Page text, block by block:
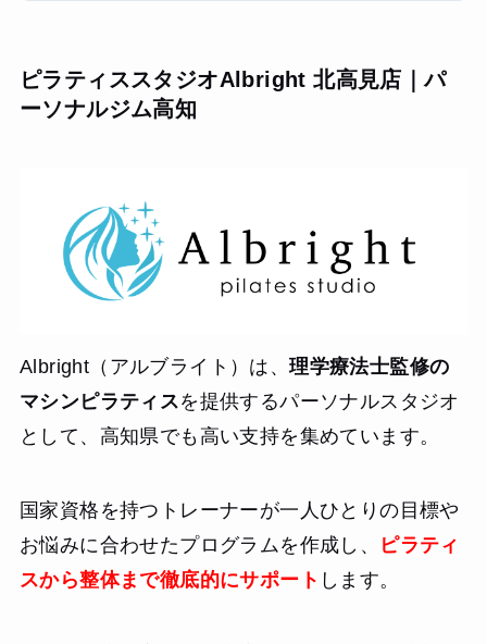
ピラティススタジオAlbright 北高見店｜パ
ーソナルジム高知
Albright（アルブライト）は、理学療法士監修の
マシンピラティスを提供するパーソナルスタジオ
として、高知県でも高い支持を集めています。
国家資格を持つトレーナーが一人ひとりの目標や
お悩みに合わせたプログラムを作成し、
ピラティ
スから整体まで徹底的にサポート します。